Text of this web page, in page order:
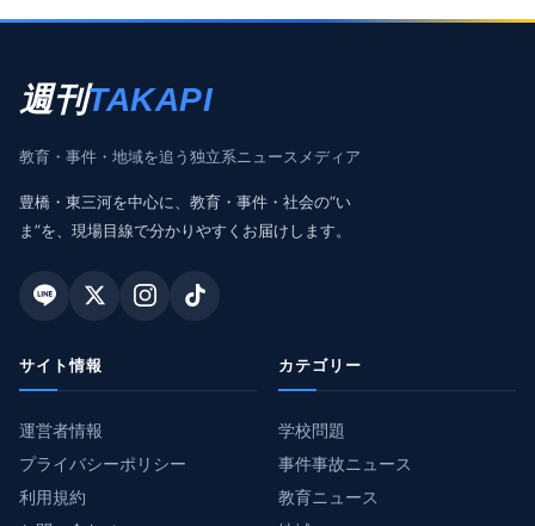
週刊TAKAPI
教育・事件・地域を追う独立系ニュースメディア
豊橋・東三河を中心に、教育・事件・社会の“い
ま”を、現場目線で分かりやすくお届けします。
サイト情報
運営者情報
プライバシーポリシー
利用規約
カテゴリー
学校問題
事件事故ニュース
教育ニュース